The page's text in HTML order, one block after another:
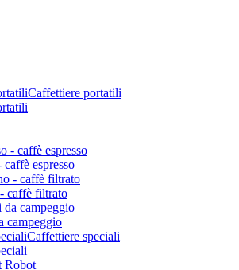
Caffettiere portatili
caffè espresso
caffè filtrato
campeggio
Caffettiere speciali